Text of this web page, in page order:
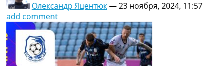
Олександр Яцентюк—23 ноября, 2024, 11:57
add comment